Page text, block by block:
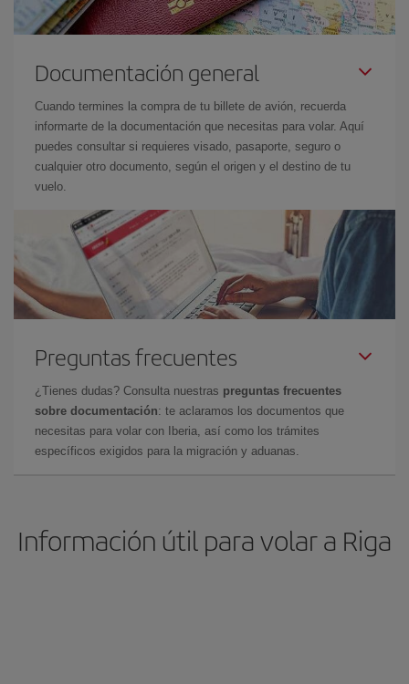
Documentación general
Cuando termines la compra de tu billete de avión, recuerda
informarte de la documentación que necesitas para volar. Aquí
puedes consultar si requieres visado, pasaporte, seguro o
cualquier otro documento, según el origen y el destino de tu
vuelo.
Preguntas frecuentes
¿Tienes dudas? Consulta nuestras preguntas frecuentes
sobre documentación: te aclaramos los documentos que
necesitas para volar con Iberia, así como los trámites
específicos exigidos para la migración y aduanas.
Información útil para volar a Riga